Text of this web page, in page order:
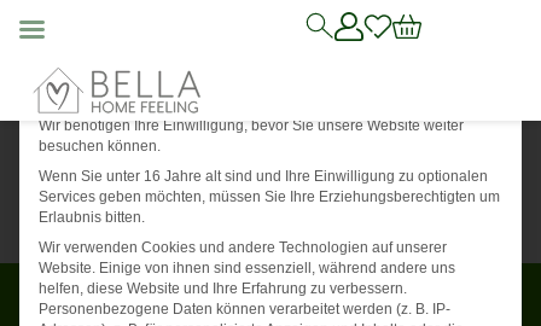
Für begrenzte Zeit: Du erhältst 5 Euro Rabatt auf deinen
Einkauf von 20 Euro oder mehr! Verwende einfach den
Wir benötigen Ihre Einwilligung, bevor Sie unsere Website weiter
besuchen können.
Wenn Sie unter 16 Jahre alt sind und Ihre Einwilligung zu optionalen
Services geben möchten, müssen Sie Ihre Erziehungsberechtigten um
Erlaubnis bitten.
Wir verwenden Cookies und andere Technologien auf unserer
Website. Einige von ihnen sind essenziell, während andere uns
helfen, diese Website und Ihre Erfahrung zu verbessern.
Personenbezogene Daten können verarbeitet werden (z. B. IP-